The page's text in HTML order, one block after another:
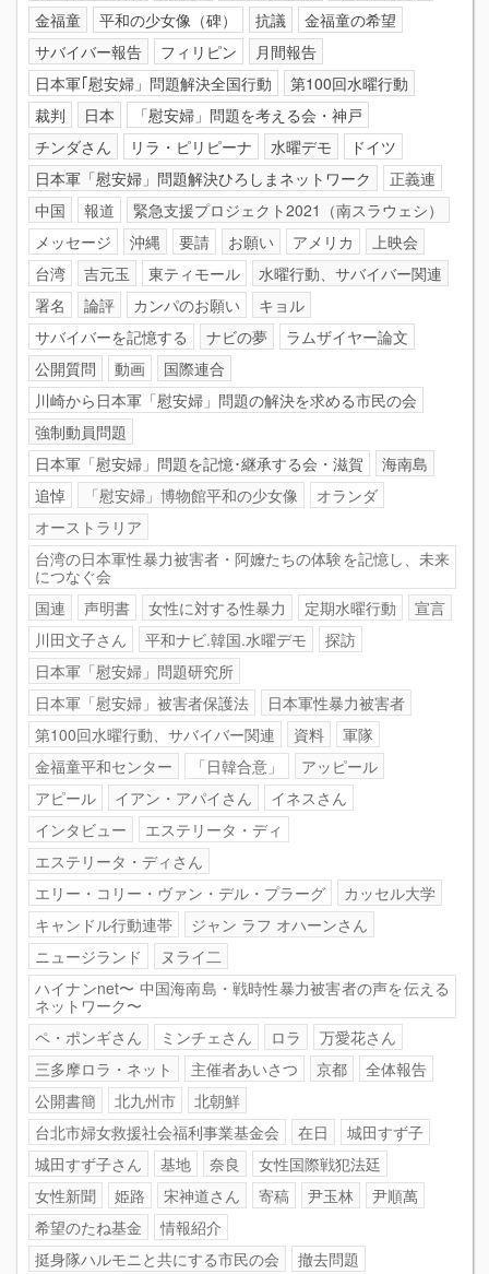
金福童
平和の少女像（碑） 抗議
金福童の希望
サバイバー報告
フィリピン
月間報告
日本軍｢慰安婦」問題解決全国行動
第100回水曜行動
裁判
日本
「慰安婦」問題を考える会・神戸
チンダさん
リラ・ピリピーナ 水曜デモ
ドイツ
日本軍「慰安婦」問題解決ひろしまネットワーク
正義連
中国
報道
緊急支援プロジェクト2021（南スラウェシ）
メッセージ
沖縄 要請 お願い アメリカ
上映会
台湾
吉元玉 東ティモール
水曜行動、サバイバー関連
署名
論評 カンパのお願い
キョル
サバイバーを記憶する
ナビの夢
ラムザイヤー論文
公開質問
動画
国際連合
川崎から日本軍「慰安婦」問題の解決を求める市民の会
強制動員問題
日本軍「慰安婦」問題を記憶･継承する会・滋賀
海南島
追悼
「慰安婦」博物館平和の少女像
オランダ
オーストラリア
台湾の日本軍性暴力被害者・阿嬤たちの体験を記憶し、未来
につなぐ会
国連
声明書 女性に対する性暴力 定期水曜行動
宣言
川田文子さん
平和ナビ.韓国.水曜デモ
探訪
日本軍「慰安婦」問題研究所
日本軍「慰安婦」被害者保護法
日本軍性暴力被害者
第100回水曜行動、サバイバー関連
資料
軍隊
金福童平和センター
「日韓合意」
アッピール
アピール
イアン・アパイさん
イネスさん
インタビュー
エステリータ・ディ
エステリータ・ディさん
エリー・コリー・ヴァン・デル・プラーグ
カッセル大学
キャンドル行動連帯
ジャン ラフ オハーンさん
ニュージランド
ヌライ二
ハイナンnet〜 中国海南島・戦時性暴力被害者の声を伝える
ネットワーク〜
ペ・ポンギさん
ミンチェさん ロラ
万愛花さん
三多摩ロラ・ネット
主催者あいさつ 京都
全体報告
公開書簡
北九州市
北朝鮮
台北市婦女救援社会福利事業基金会
在日
城田すず子
城田すず子さん
基地 奈良
女性国際戦犯法廷
女性新聞
姫路 宋神道さん 寄稿 尹玉林
尹順萬
希望のたね基金
情報紹介
挺身隊ハルモニと共にする市民の会
撤去問題